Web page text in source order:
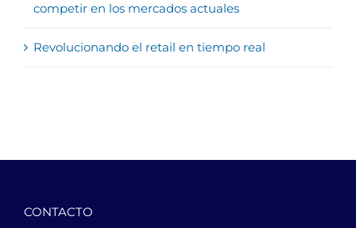
competir en los mercados actuales
Revolucionando el retail en tiempo real
CONTACTO